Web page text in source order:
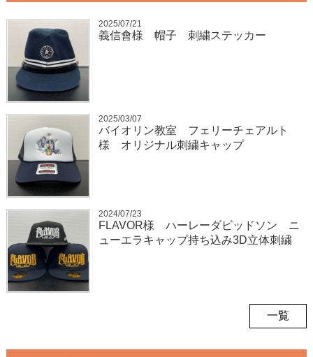
2025/07/21
義信會様 帽子 刺繍ステッカー
2025/03/07
バイオリン教室 フェリーチェアルト
様 オリジナル刺繍キャップ
2024/07/23
FLAVOR様 ハーレーダビッドソン ニ
ューエラキャップ持ち込み3D立体刺繍
一覧